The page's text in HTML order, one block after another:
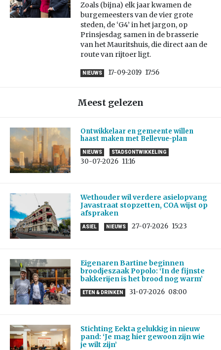
Zoals (bijna) elk jaar kwamen de
burgemeesters van de vier grote
steden, de ‘G4’ in het jargon, op
Prinsjesdag samen in de brasserie
van het Mauritshuis, die direct aan de
route van rijtoer ligt.
NIEUWS 17-09-2019 17:56
Meest gelezen
Ontwikkelaar en gemeente willen
haast maken met Bellevue-plan
NIEUWS STADSONTWIKKELING
30-07-2026 11:16
Wethouder wil verdere asielopvang
Javastraat stopzetten, COA wijst op
afspraken
ASIEL NIEUWS 27-07-2026 15:23
Eigenaren Bartine beginnen
broodjeszaak Popolo: ‘In de fijnste
bakkerijen is het brood nog warm’
ETEN & DRINKEN 31-07-2026 08:00
Stichting Eekta gelukkig in nieuw
pand: ‘Je mag hier gewoon zijn wie
je wilt zijn’